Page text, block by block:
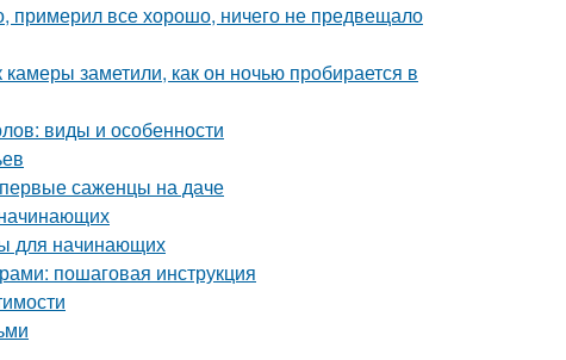
примерил все хорошо, ничего не предвещало
заметили, как он ночью пробирается в
виды и особенности
саженцы на даче
для начинающих
пошаговая инструкция